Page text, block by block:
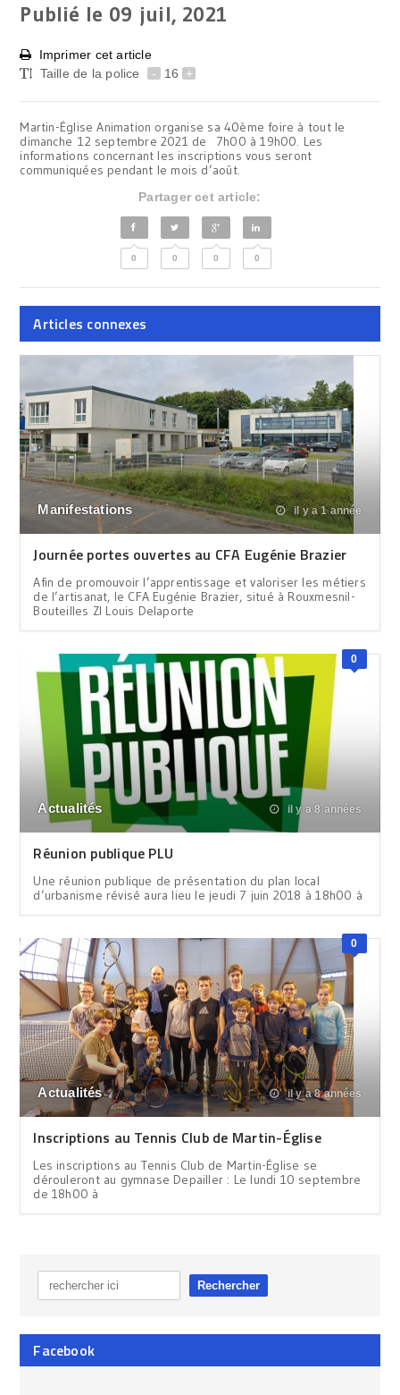
Publié le 09 juil, 2021
Imprimer cet article
Taille de la police
- 16 +
Martin-Église Animation organise sa 40ème foire à tout le
dimanche 12 septembre 2021 de 7h00 à 19h00. Les
informations concernant les inscriptions vous seront
communiquées pendant le mois d’août.
Partager cet article:
0 0 0 0
Articles connexes
Manifestations il y a 1 année
Journée portes ouvertes au CFA Eugénie Brazier
Afin de promouvoir l’apprentissage et valoriser les métiers
de l’artisanat, le CFA Eugénie Brazier, situé à Rouxmesnil-
Bouteilles ZI Louis Delaporte
0
Actualités il y a 8 années
Réunion publique PLU
Une réunion publique de présentation du plan local
d’urbanisme révisé aura lieu le jeudi 7 juin 2018 à 18h00 à
0
Actualités il y a 8 années
Inscriptions au Tennis Club de Martin-Église
Les inscriptions au Tennis Club de Martin-Église se
dérouleront au gymnase Depailler : Le lundi 10 septembre
de 18h00 à
Facebook